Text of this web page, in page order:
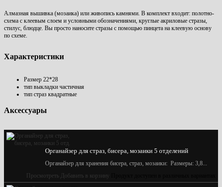
Алмазная вышивка (мозаика) или живопись камнями. В комплект входит: полотно-
схема с клеевым слоем и условными обозначениями, круглые акриловые стразы,
стилус, блюдце. Вы просто наносите стразы с помощью пинцета на клеевую основу
по схеме.
Характеристики
Размер 22*28
тип выкладки частичная
тип страз квадратные
Аксессуары
Органайзер для страз, бисера, мозаики 5 отделений
Органайзер для хранения бисера, страз, мозаики: Размеры: 3,8...
Просмотреть Добавить в корзину